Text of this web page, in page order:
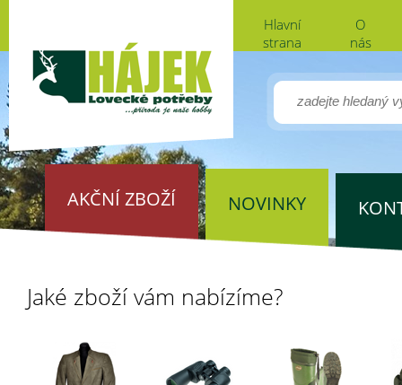
Hlavní
strana
O
nás
AKČNÍ ZBOŽÍ NOVINKY
Jaké zboží vám nabízíme?